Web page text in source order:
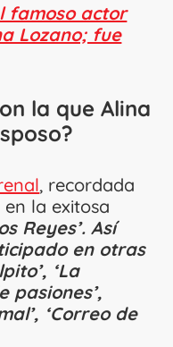
famoso actor
Lozano; fue
la que Alina
, recordada
en la exitosa
Reyes’. Así
en otras
‘La
pasiones’,
‘Correo de